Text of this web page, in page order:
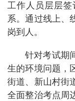
工作人员层层
系。通过线上、
岗到人。
针对考试期
生的环境问题，
街道、新山村街
全面整治考点周